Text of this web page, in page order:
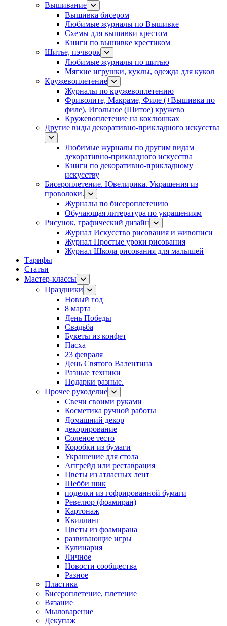
Вышивание
Вышивка бисером
Любимые журналы по Вышивке
Схемы для вышивки крестом
Книги по вышивке крестиком
Шитье, пэчворк
Любимые журналы по шитью
Мягкие игрушки, куклы, одежда для кукол
Кружевоплетение
Журналы по кружевоплетению
Фриволите, Макраме, Филе (+Вышивка по
филе), Игольное (Шитое) кружево
Кружевоплетение на коклюшках
Другие виды декоративно-прикладного искусства
Любимые журналы по другим видам
декоративно-прикладного искусства
Книги по декоративно-прикладному
искусству
Бисероплетение. Ювелирика. Украшения из
проволоки.
Журналы по бисероплетению
Обучающая литература по украшениям
Рисунок, графический дизайн
Журнал Искусство рисования и живописи
Журнал Простые уроки рисования
Журнал Школа рисования для малышей
Тарифы
Статьи
Мастер-классы
Праздники
Новый год
8 марта
День Победы
Свадьба
Букеты из конфет
Пасха
23 февраля
День Святого Валентина
Разные техники
Подарки разные.
Прочее рукоделие
Свечи своими руками
Косметика ручной работы
Домашний декор
декорирование
Соленое тесто
Коробки из бумаги
Украшение для стола
Апгрейд или реставрация
Цветы из атласных лент
Шебби шик
поделки из гофрированной бумаги
Ревелюр (фоамиран)
Картонаж
Квиллинг
Цветы из фоамирана
развивающие игры
Кулинария
Личное
Новости сообщества
Разное
Пластика
Бисероплетение, плетение
Вязание
Мыловарение
Декупаж